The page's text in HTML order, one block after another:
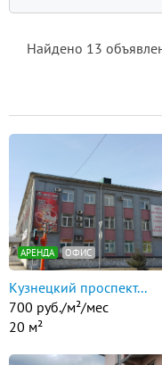
Найдено 13
АРЕНДА ОФИС
Кузнецкий проспект...
700 руб./м²/мес
20 м²